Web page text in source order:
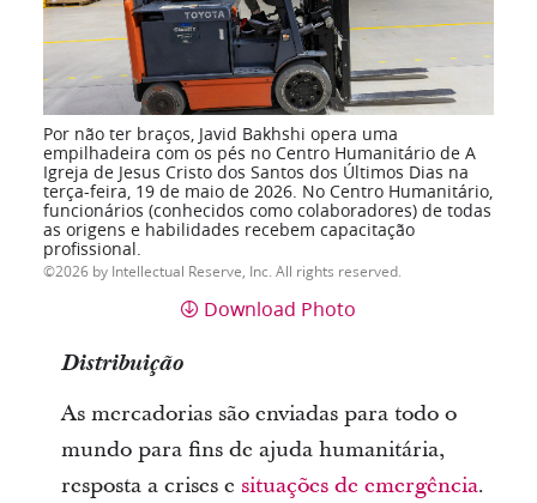
Por não ter braços, Javid Bakhshi opera uma
empilhadeira com os pés no Centro Humanitário de A
Igreja de Jesus Cristo dos Santos dos Últimos Dias na
terça-feira, 19 de maio de 2026. No Centro Humanitário,
funcionários (conhecidos como colaboradores) de todas
as origens e habilidades recebem capacitação
profissional.
2026 by Intellectual Reserve, Inc. All rights reserved.
Download Photo
Distribuição
As mercadorias são enviadas para todo o
mundo para fins de ajuda humanitária,
resposta a crises e situações de emergência.